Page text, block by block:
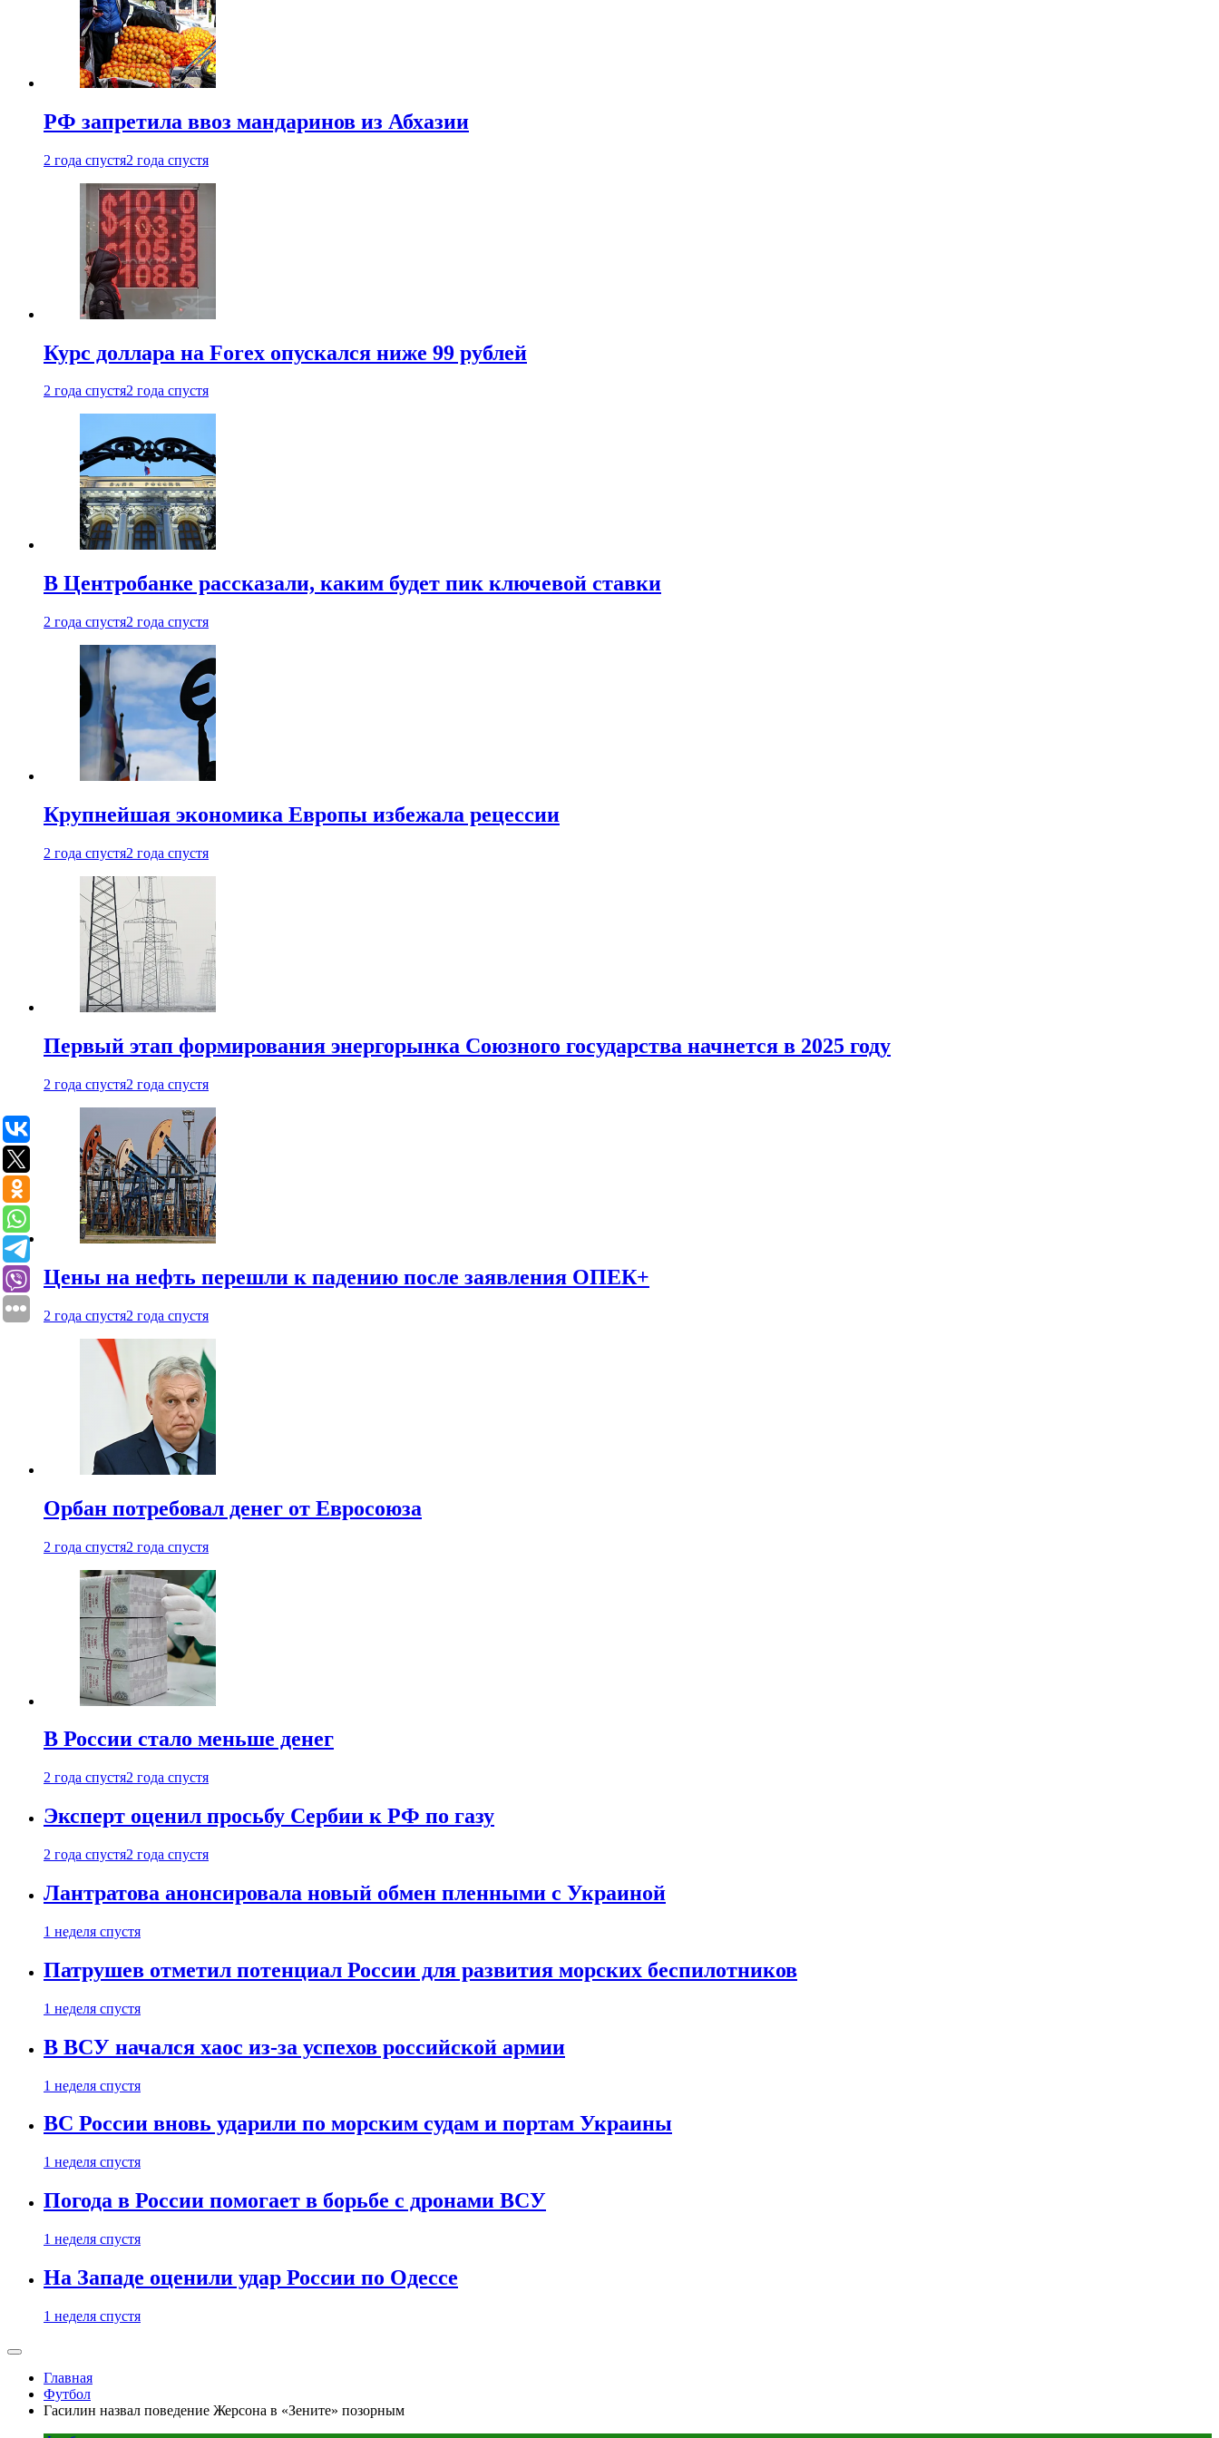
РФ запретила ввоз мандаринов из Абхазии
2 года спустя2 года спустя
Курс доллара на Forex опускался ниже 99 рублей
2 года спустя2 года спустя
В Центробанке рассказали, каким будет пик ключевой ставки
2 года спустя2 года спустя
Крупнейшая экономика Европы избежала рецессии
2 года спустя2 года спустя
Первый этап формирования энергорынка Союзного государства начнется в 2025 году
2 года спустя2 года спустя
Цены на нефть перешли к падению после заявления ОПЕК+
2 года спустя2 года спустя
Орбан потребовал денег от Евросоюза
2 года спустя2 года спустя
В России стало меньше денег
2 года спустя2 года спустя
Эксперт оценил просьбу Сербии к РФ по газу
2 года спустя2 года спустя
Лантратова анонсировала новый обмен пленными с Украиной
1 неделя спустя
Патрушев отметил потенциал России для развития морских беспилотников
1 неделя спустя
В ВСУ начался хаос из-за успехов российской армии
1 неделя спустя
ВС России вновь ударили по морским судам и портам Украины
1 неделя спустя
Погода в России помогает в борьбе с дронами ВСУ
1 неделя спустя
На Западе оценили удар России по Одессе
1 неделя спустя
Главная
Футбол
Гасилин назвал поведение Жерсона в «Зените» позорным